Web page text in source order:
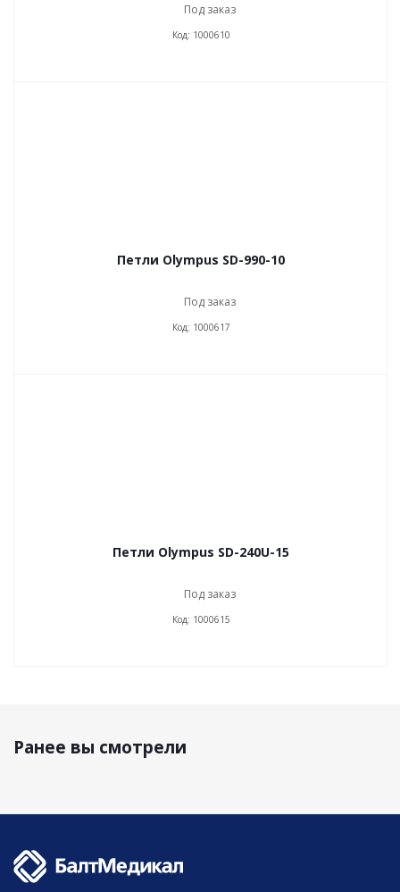
Под заказ
Код: 1000610
Петли Olympus SD-990-10
Под заказ
Код: 1000617
Петли Olympus SD-240U-15
Под заказ
Код: 1000615
Ранее вы смотрели